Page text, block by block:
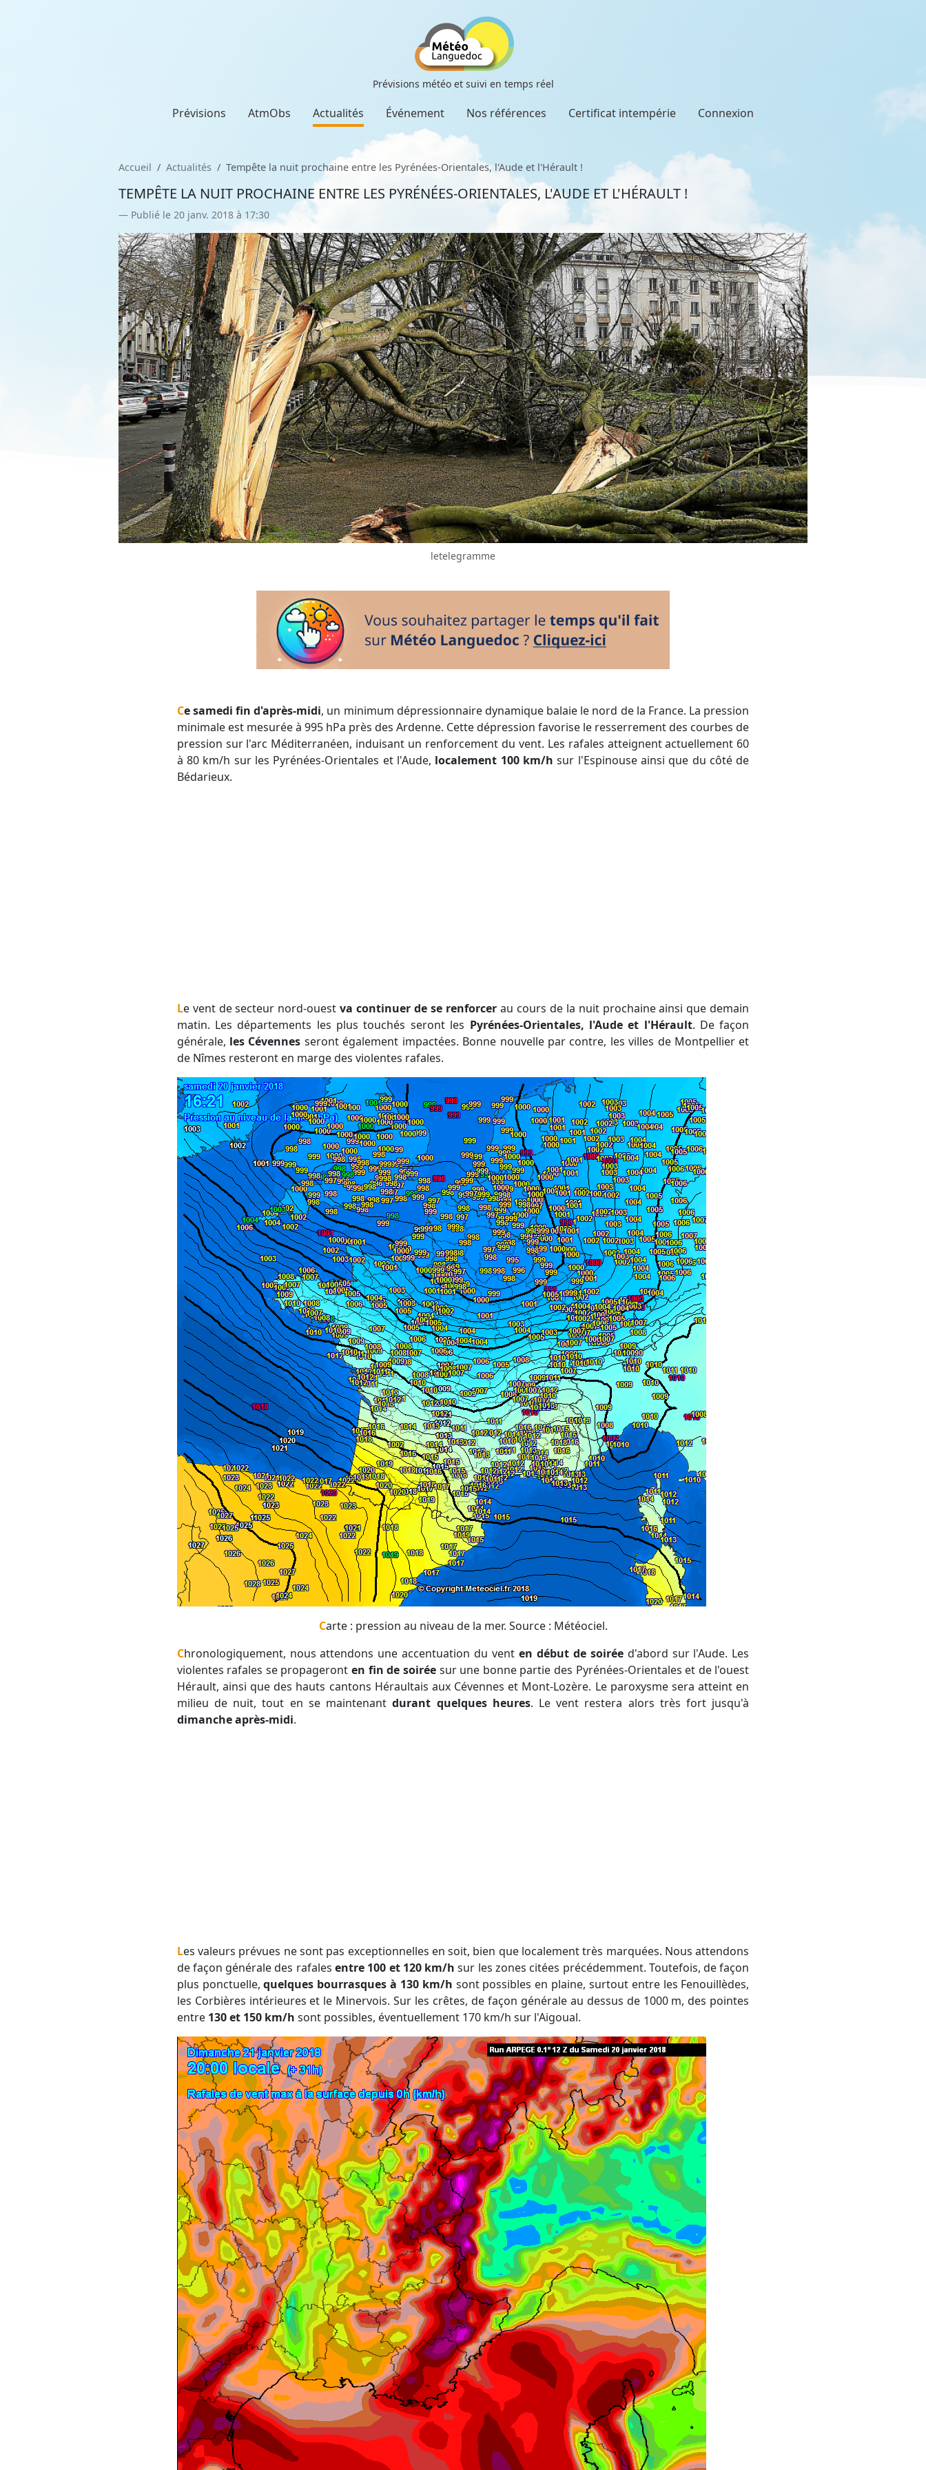
Prévisions météo et suivi en temps réel
Prévisions AtmObs Actualités Événement Nos références Certificat intempérie Connexion
Accueil Actualités Tempête la nuit prochaine entre les Pyrénées-Orientales, l'Aude et l'Hérault !
TEMPÊTE LA NUIT PROCHAINE ENTRE LES PYRÉNÉES-ORIENTALES, L'AUDE ET L'HÉRAULT !
Publié le 20 janv. 2018 à 17:30
letelegramme
Ce samedi fin d'après-midi, un minimum dépressionnaire dynamique balaie le nord de la France. La pression
minimale est mesurée à 995 hPa près des Ardenne. Cette dépression favorise le resserrement des courbes de
pression sur l'arc Méditerranéen, induisant un renforcement du vent. Les rafales atteignent actuellement 60
à 80 km/h sur les Pyrénées-Orientales et l'Aude, localement 100 km/h sur l'Espinouse ainsi que du côté de
Bédarieux.
Le vent de secteur nord-ouest va continuer de se renforcer au cours de la nuit prochaine ainsi que demain
matin. Les départements les plus touchés seront les Pyrénées-Orientales, l'Aude et l'Hérault. De façon
générale, les Cévennes seront également impactées. Bonne nouvelle par contre, les villes de Montpellier et
de Nîmes resteront en marge des violentes rafales.
Carte : pression au niveau de la mer. Source : Météociel.
Chronologiquement, nous attendons une accentuation du vent en début de soiréed'abord sur l'Aude. Les
violentes rafales se propageronten fin de soiréesur une bonne partie des Pyrénées-Orientales et de l'ouest
Hérault, ainsi que des hauts cantons Héraultais aux Cévennes et Mont-Lozère. Le paroxysme sera atteint en
milieu de nuit, tout en se maintenantdurant quelques heures. Le vent restera alors très fort jusqu'à
dimanche après-midi.
Les valeurs prévues ne sont pas exceptionnelles en soit, bien que localement très marquées. Nous attendons
de façon générale des rafalesentre 100 et 120 km/h sur les zones citées précédemment. Toutefois, de façon
plus ponctuelle,quelques bourrasques à 130 km/h sont possibles en plaine, surtout entre les Fenouillèdes,
les Corbières intérieures et le Minervois. Sur les crêtes, de façon générale au dessus de 1000 m, des pointes
entre 130 et 150 km/h sont possibles, éventuellement 170 km/h sur l'Aigoual.